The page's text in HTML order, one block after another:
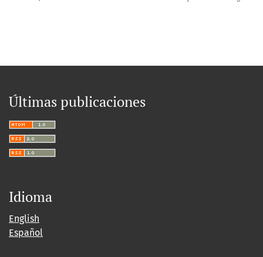
Últimas publicaciones
Idioma
English
Español